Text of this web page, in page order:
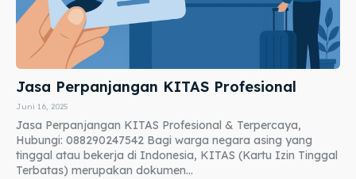
Jasa Perpanjangan KITAS Profesional
Juni 16, 2025
Jasa Perpanjangan KITAS Profesional & Terpercaya,
Hubungi: 088290247542 Bagi warga negara asing yang
tinggal atau bekerja di Indonesia, KITAS (Kartu Izin Tinggal
Terbatas) merupakan dokumen...